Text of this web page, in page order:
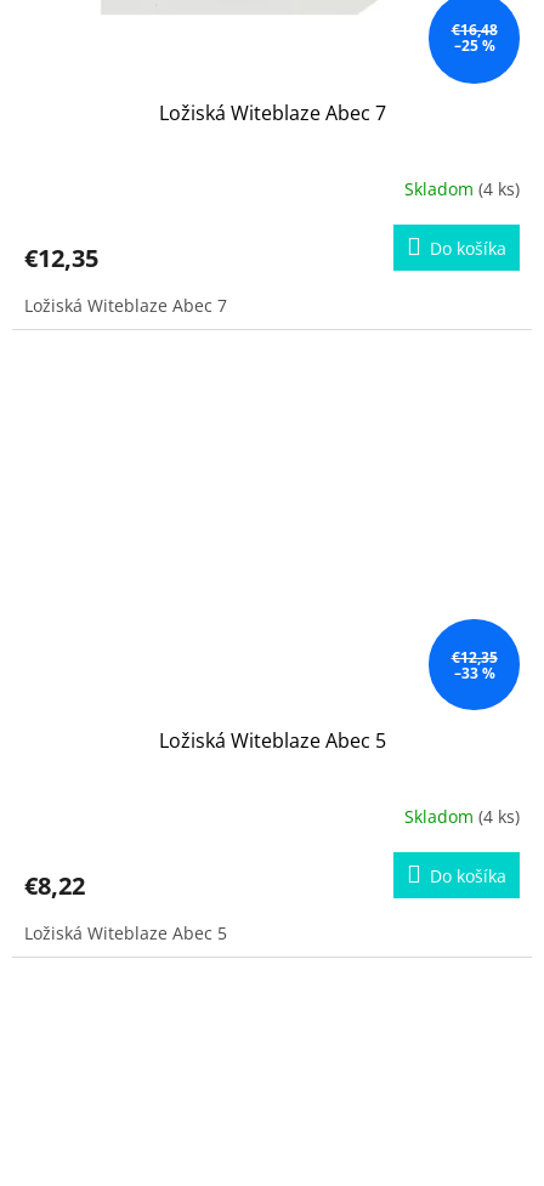
€16,48
–25 %
Ložiská Witeblaze Abec 7
Skladom (4 ks)
€12,35 Do košíka
Ložiská Witeblaze Abec 7
€12,35
–33 %
Ložiská Witeblaze Abec 5
Skladom (4 ks)
€8,22 Do košíka
Ložiská Witeblaze Abec 5